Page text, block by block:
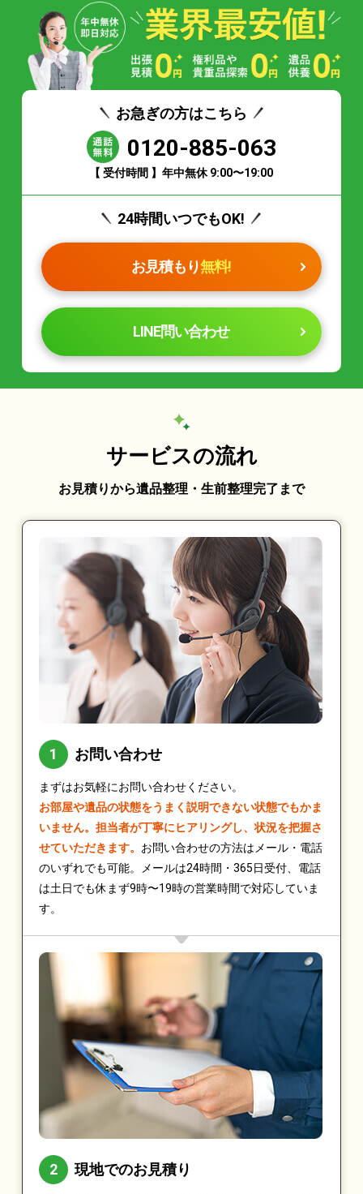
お急ぎの方はこちら
0120-885-063
【 受付時間 】年中無休 9:00〜19:00
24時間いつでもOK!
お見積もり無料!
LINE問い合わせ
サービスの流れ
お見積りから遺品整理・生前整理完了まで
お問い合わせ
まずはお気軽にお問い合わせください。
お部屋や遺品の状態をうまく説明できない状態でもかま
いません。担当者が丁寧にヒアリングし、状況を把握さ
せていただきます。 お問い合わせの方法はメール・電話
のいずれでも可能。メールは24時間・365日受付、電話
は土日でも休まず9時〜19時の営業時間で対応していま
す。
現地でのお見積り